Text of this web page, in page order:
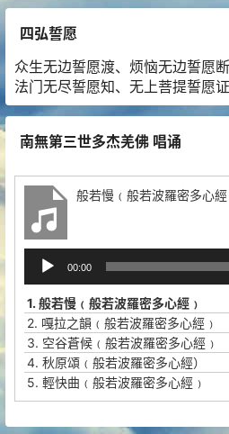
四弘誓愿
众生无边誓愿渡、烦恼无边誓愿断
法门无尽誓愿知、无上菩提誓愿证
南無第三世多杰羌佛 唱诵
般若慢﹙般若波羅密多心經
播
放
器
00:00
1. 般若慢﹙般若波羅密多心經﹚
2. 嘎拉之韻﹙般若波羅密多心經﹚
3. 空谷蒼候﹙般若波羅密多心經﹚
4. 秋原頌﹙般若波羅密多心經）
5. 輕快曲﹙般若波羅密多心經﹚